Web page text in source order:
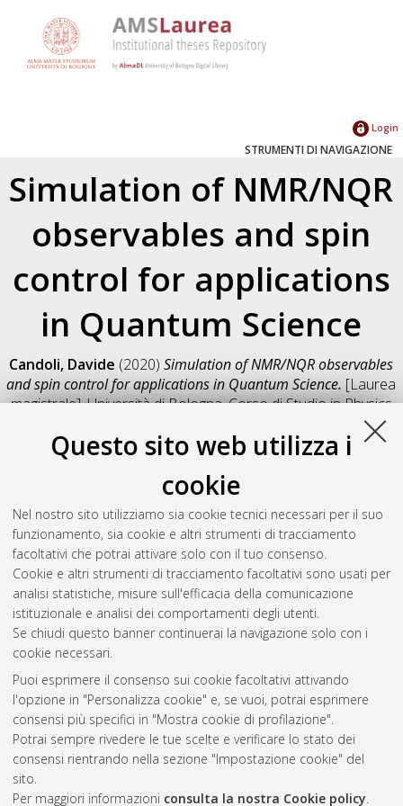
Questo sito web utilizza i
cookie
Nel nostro sito utilizziamo sia cookie tecnici necessari per il suo
funzionamento, sia cookie e altri strumenti di tracciamento
facoltativi che potrai attivare solo con il tuo consenso.
Cookie e altri strumenti di tracciamento facoltativi sono usati per
analisi statistiche, misure sull'efficacia della comunicazione
istituzionale e analisi dei comportamenti degli utenti.
Se chiudi questo banner continuerai la navigazione solo con i
cookie necessari.
Puoi esprimere il consenso sui cookie facoltativi attivando
l'opzione in "Personalizza cookie" e, se vuoi, potrai esprimere
consensi più specifici in "Mostra cookie di profilazione".
Potrai sempre rivedere le tue scelte e verificare lo stato dei
consensi rientrando nella sezione "Impostazione cookie" del
sito.
Per maggiori informazioni consulta la nostra Cookie policy.
Login
STRUMENTI DI NAVIGAZIONE
Simulation of NMR/NQR
observables and spin
control for applications
in Quantum Science
Candoli, Davide (2020)Simulation of NMR/NQR observables
and spin control for applications in Quantum Science. [Laurea
magistrale], Università di Bologna, Corso di Studio inPhysics
Salva citazione
Condividi
Il full-text non è disponibile per scelta dell'autore. (
Abstract
Altri metadati
Gestione del documento:
Atom
Rss 1.0
Rss 2.0
AMS Laurea